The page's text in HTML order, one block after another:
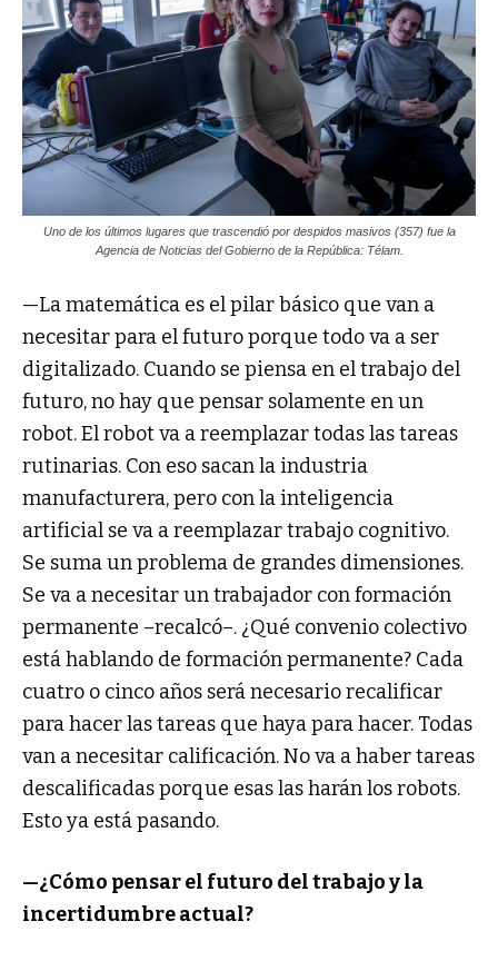
Uno de los últimos lugares que trascendió por despidos masivos (357) fue la
Agencia de Noticias del Gobierno de la República: Télam.
—La matemática es el pilar básico que van a
necesitar para el futuro porque todo va a ser
digitalizado. Cuando se piensa en el trabajo del
futuro, no hay que pensar solamente en un
robot. El robot va a reemplazar todas las tareas
rutinarias. Con eso sacan la industria
manufacturera, pero con la inteligencia
artificial se va a reemplazar trabajo cognitivo.
Se suma un problema de grandes dimensiones.
Se va a necesitar un trabajador con formación
permanente –recalcó–. ¿Qué convenio colectivo
está hablando de formación permanente? Cada
cuatro o cinco años será necesario recalificar
para hacer las tareas que haya para hacer. Todas
van a necesitar calificación. No va a haber tareas
descalificadas porque esas las harán los robots.
Esto ya está pasando.
—¿Cómo pensar el futuro del trabajo y la
incertidumbre actual?